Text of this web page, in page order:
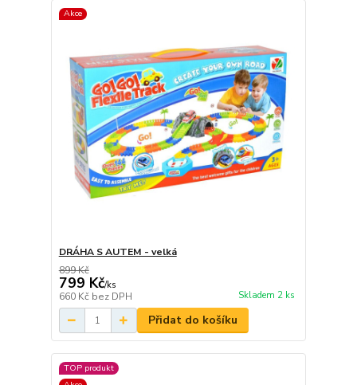
Akce
DRÁHA S AUTEM - velká
899 Kč
799 Kč/ks
660 Kč bez DPH Skladem 2 ks
Přidat do košíku
TOP produkt